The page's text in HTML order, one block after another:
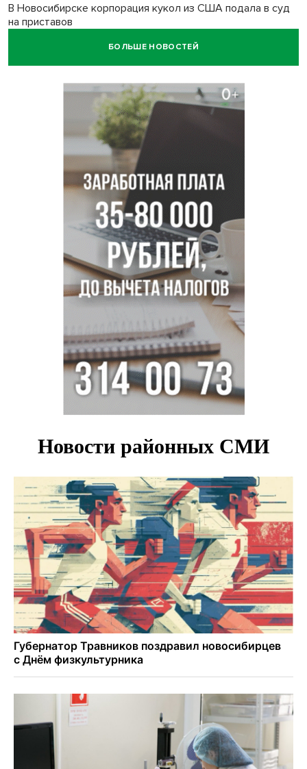
В Новосибирске корпорация кукол из США подала в суд
на приставов
В Новосибирске минздрав объявил бесплатную
В Новосибирске врачи прооперировали 25 тысяч
пациентов с катарактой
Знаменитый орангутан Бату отметил юбилей в
новосибирском зоопарке
Новосибирские хирурги спасли сердце восьмиклассницы
с донорским клапаном
БОЛЬШЕ НОВОСТЕЙ